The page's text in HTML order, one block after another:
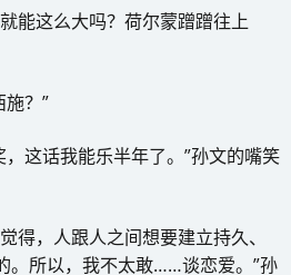
能这么大吗？荷尔蒙蹭蹭往上
？”
这话我能乐半年了。”孙文的嘴笑
得，人跟人之间想要建立持久、
。所以，我不太敢……谈恋爱。”孙